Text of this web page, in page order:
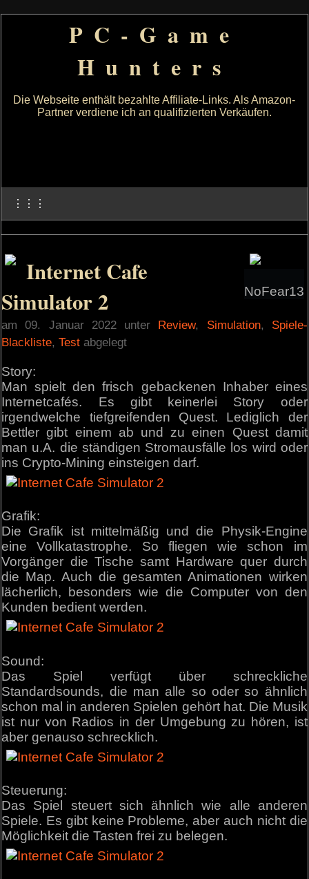
PC-Game
Hunters
Die Webseite enthält bezahlte Affiliate-Links. Als Amazon-
Partner verdiene ich an qualifizierten Verkäufen.
⋮⋮⋮
NoFear13
Internet Cafe
Simulator 2
am 09. Januar 2022 unter Review, Simulation, Spiele-
Blackliste,Test abgelegt
Story:
Man spielt den frisch gebackenen Inhaber eines
Internetcafés. Es gibt keinerlei Story oder
irgendwelche tiefgreifenden Quest. Lediglich der
Bettler gibt einem ab und zu einen Quest damit
man u.A. die ständigen Stromausfälle los wird oder
ins Crypto-Mining einsteigen darf.
Grafik:
Die Grafik ist mittelmäßig und die Physik-Engine
eine Vollkatastrophe. So fliegen wie schon im
Vorgänger die Tische samt Hardware quer durch
die Map. Auch die gesamten Animationen wirken
lächerlich, besonders wie die Computer von den
Kunden bedient werden.
Sound:
Das Spiel verfügt über schreckliche
Standardsounds, die man alle so oder so ähnlich
schon mal in anderen Spielen gehört hat. Die Musik
ist nur von Radios in der Umgebung zu hören, ist
aber genauso schrecklich.
Steuerung:
Das Spiel steuert sich ähnlich wie alle anderen
Spiele. Es gibt keine Probleme, aber auch nicht die
Möglichkeit die Tasten frei zu belegen.